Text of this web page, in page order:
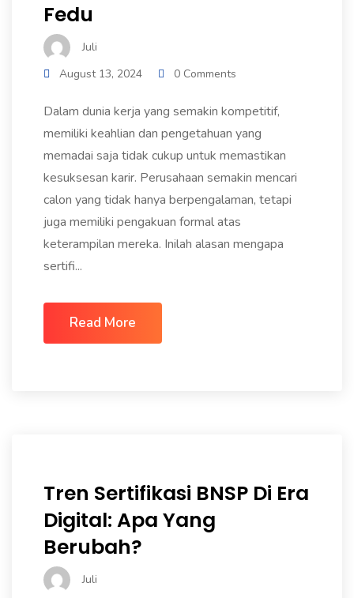
Fedu
Juli
August 13, 2024
0 Comments
Dalam dunia kerja yang semakin kompetitif,
memiliki keahlian dan pengetahuan yang
memadai saja tidak cukup untuk memastikan
kesuksesan karir. Perusahaan semakin mencari
calon yang tidak hanya berpengalaman, tetapi
juga memiliki pengakuan formal atas
keterampilan mereka. Inilah alasan mengapa
sertifi...
Read More
Tren Sertifikasi BNSP Di Era
Digital: Apa Yang
Berubah?
Juli